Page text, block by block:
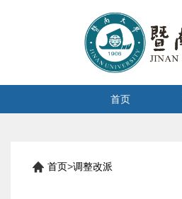
首页
首页>调整改派